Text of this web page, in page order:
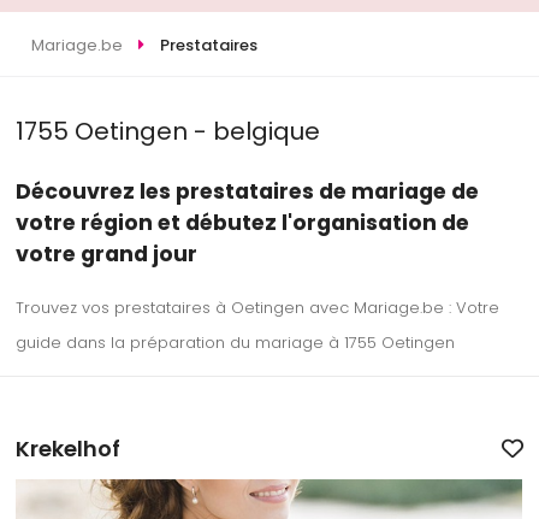
Mariage.be Prestataires
1755 Oetingen - belgique
Découvrez les prestataires de mariage de
votre région et débutez l'organisation de
votre grand jour
Trouvez vos prestataires à Oetingen avec Mariage.be : Votre
guide dans la préparation du mariage à 1755 Oetingen
Krekelhof